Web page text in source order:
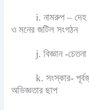
i. নামরুপ – দেহ
ও মনের জটিল সংগঠন
j. বিজ্ঞান -চেতনা
k. সংস্কার-
অভিজ্ঞতার ছাপ